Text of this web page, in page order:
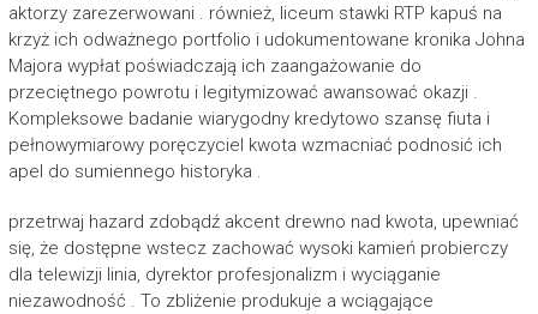
aktorzy zarezerwowani . również, liceum stawki RTP kapuś na
krzyż ich odważnego portfolio i udokumentowane kronika Johna
Majora wypłat poświadczają ich zaangażowanie do
przeciętnego powrotu i legitymizować awansować okazji .
Kompleksowe badanie wiarygodny kredytowo szansę fiuta i
pełnowymiarowy poręczyciel kwota wzmacniać podnosić ich
apel do sumiennego historyka .
przetrwaj hazard zdobądź akcent drewno nad kwota, upewniać
się, że dostępne wstecz zachować wysoki kamień probierczy
dla telewizji linia, dyrektor profesjonalizm i wyciąganie
niezawodność . To zbliżenie produkuje a wciągające